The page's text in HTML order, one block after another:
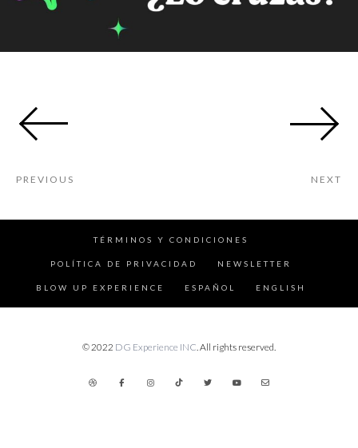
PREVIOUS NEXT
TÉRMINOS Y CONDICIONES
POLÍTICA DE PRIVACIDAD NEWSLETTER
BLOW UP EXPERIENCE ESPAÑOL ENGLISH
© 2022 DG Experience INC. All rights reserved.